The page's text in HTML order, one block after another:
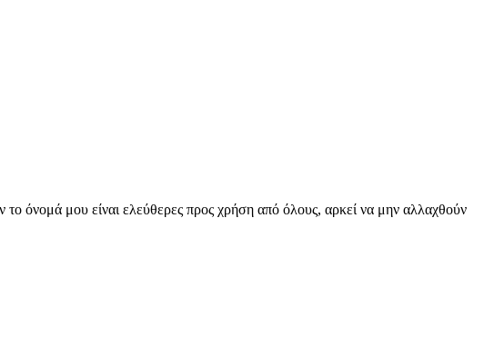
όνομά μου είναι ελεύθερες προς χρήση από όλους, αρκεί να μην αλλαχθούν